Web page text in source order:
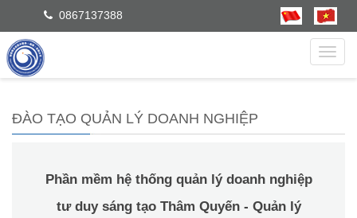
0867137388
dẫn
ĐÀO TẠO QUẢN LÝ DOANH NGHIỆP
Phần mềm hệ thống quản lý doanh nghiệp
tư duy sáng tạo Thâm Quyến - Quản lý